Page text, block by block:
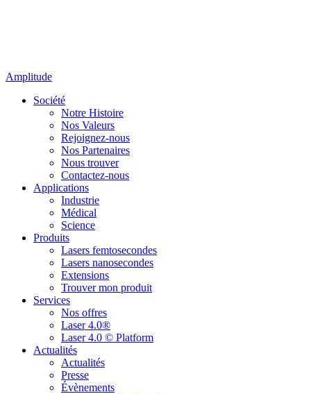
Amplitude
Société
Notre Histoire
Nos Valeurs
Rejoignez-nous
Nos Partenaires
Nous trouver
Contactez-nous
Applications
Industrie
Médical
Science
Produits
Lasers femtosecondes
Lasers nanosecondes
Extensions
Trouver mon produit
Services
Nos offres
Laser 4.0®
Laser 4.0 © Platform
Actualités
Actualités
Presse
Évènements